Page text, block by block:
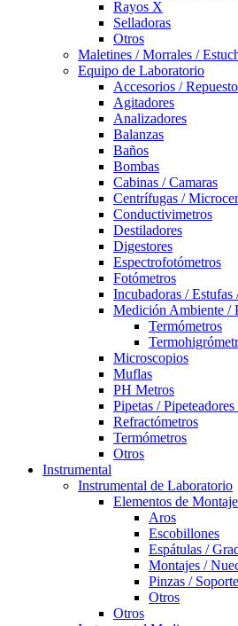
Rayos X
Selladoras
Otros
Maletines / Morrales /
Equipo de Laboratorio
Accesorios /
Agitadores
Analizadores
Balanzas
Baños
Bombas
Cabinas / Camaras
Centrífugas /
Conductivimetros
Destiladores
Digestores
Espectrofotómetros
Fotómetros
Incubadoras / Estufas
Medición Ambiente /
Termómetros
Microscopios
Muflas
PH Metros
Pipetas /
Refractómetros
Termómetros
Otros
Instrumental
Instrumental de Laboratorio
Elementos de
Aros
Escobillones
Espátulas /
Montajes /
Pinzas /
Otros
Otros